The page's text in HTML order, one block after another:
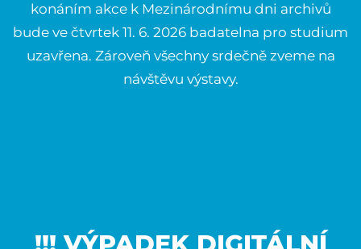
konáním akce k Mezinárodnímu dni archivů
bude ve čtvrtek 11. 6. 2026 badatelna pro studium
uzavřena. Zároveň všechny srdečně zveme na
návštěvu výstavy.